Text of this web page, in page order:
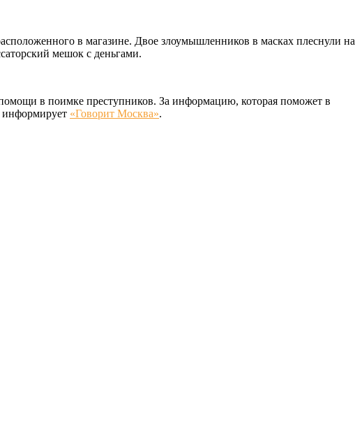
в магазине. Двое злоумышленников в масках плеснули на
мешок с деньгами.
в поимке преступников. За информацию, которая поможет в
информирует «Говорит Москва».